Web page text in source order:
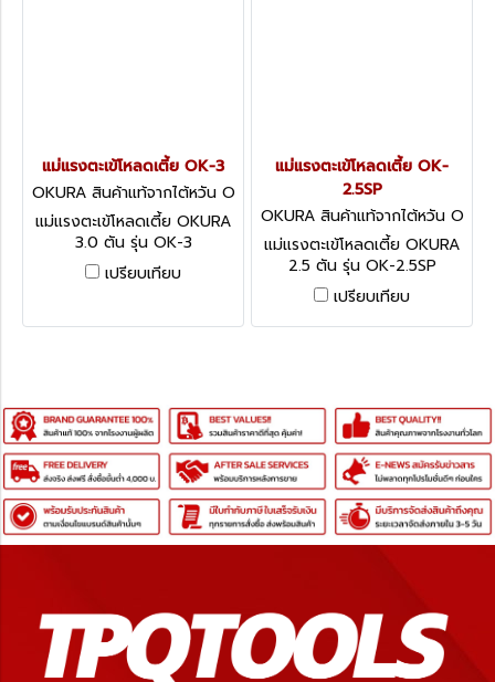
แม่แรงตะเข้โหลดเตี้ย OK-3
OKURA สินค้าแท้จากไต้หวัน O
K-3
แม่แรงตะเข้โหลดเตี้ย OKURA
3.0 ตัน รุ่น OK-3
เปรียบเทียบ
แม่แรงตะเข้โหลดเตี้ย OK-
2.5SP
OKURA สินค้าแท้จากไต้หวัน O
K-2.5SP
แม่แรงตะเข้โหลดเตี้ย OKURA
2.5 ตัน รุ่น OK-2.5SP
เปรียบเทียบ